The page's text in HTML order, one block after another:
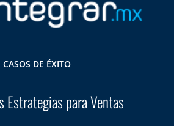
CASOS DE ÉXITO
Estrategias para Ventas